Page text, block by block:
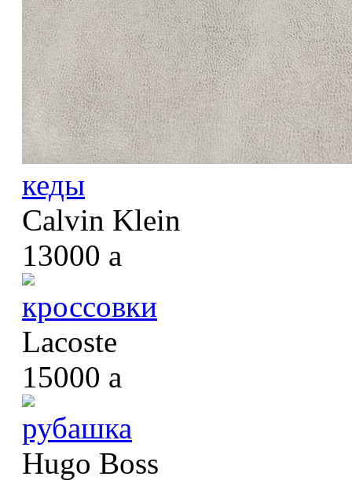
кеды
Calvin Klein
13000 a
кроссовки
Lacoste
15000 a
рубашка
Hugo Boss